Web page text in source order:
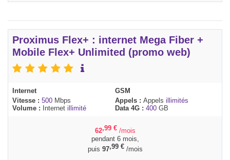
Proximus Flex+ : internet Mega Fiber +
Mobile Flex+ Unlimited (promo web)
Internet
Vitesse : 500 Mbps
Volume :
Internet illimité
GSM
Appels : Appels illimités
Data 4G : 400 GB
62,99 € /mois
pendant 6 mois,
puis 97,99 €/mois